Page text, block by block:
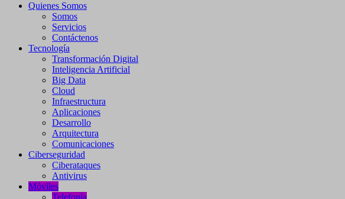
Quienes Somos
Somos
Servicios
Contáctenos
Tecnología
Transformación Digital
Inteligencia Artificial
Big Data
Cloud
Infraestructura
Aplicaciones
Desarrollo
Arquitectura
Comunicaciones
Ciberseguridad
Ciberataques
Antivirus
Móviles
Telefonía